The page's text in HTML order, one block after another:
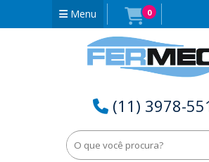
Menu 0
(11) 3978-